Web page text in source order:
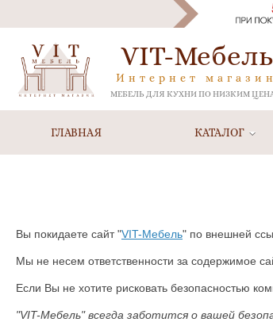
VIT-Мебель
Интернет магазин
МЕБЕЛЬ ДЛЯ КУХНИ ПО НИЗКИМ
ГЛАВНАЯ КАТАЛОГ
Вы покидаете сайт "VIT-Мебель" по внешней
Мы не несем ответственности за содержимое
Если Вы не хотите рисковать безопасностью
"VIT-Мебель" всегда заботится о вашей